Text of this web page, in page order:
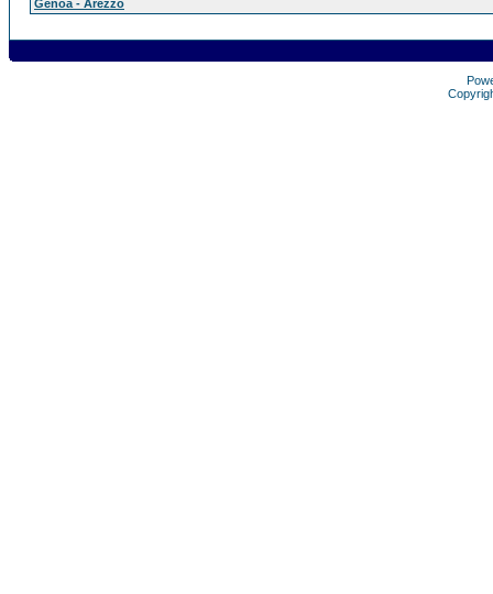
Genoa - Arezzo